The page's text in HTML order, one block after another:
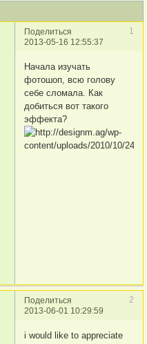
Поделиться
1
2013-05-16 12:55:37
Начала изучать
фотошоп, всю голову
себе сломала. Как
добиться вот такого
эффекта?
Поделиться
2
2013-06-01 10:29:59
i would like to appreciate